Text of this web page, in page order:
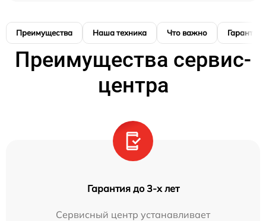
Преимущества Наша техника Что важно Гарантия
Преимущества сервис-
центра
Гарантия до 3-х лет
Сервисный центр устанавливает